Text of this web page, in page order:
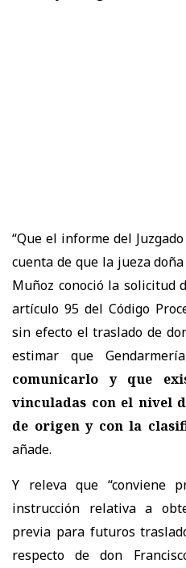
“Que el informe del
cuenta de que la jueza
Muñoz conoció la solicitud
artículo 95 del Código
sin efecto el traslado de
estimar que Gendarmería
comunicarlo y que
vinculadas con el nivel
de origen y con la
añade.
Y releva que “conviene
instrucción relativa a
previa para futuros
respecto de don